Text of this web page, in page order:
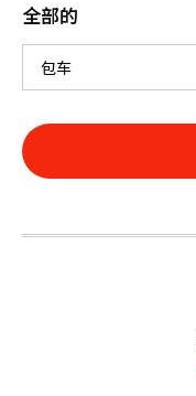
全部的